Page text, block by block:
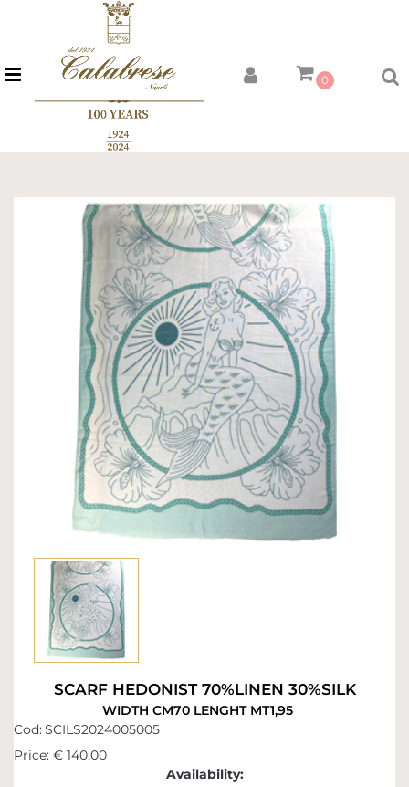
Open menu 0
SCARF HEDONIST 70%LINEN 30%SILK
WIDTH CM70 LENGHT MT1,95
Cod:SCILS2024005005
Price: € 140,00
Availability: